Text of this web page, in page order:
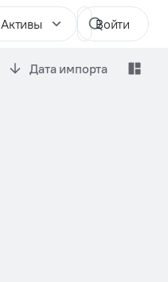
Активы Войти
Дата импорта